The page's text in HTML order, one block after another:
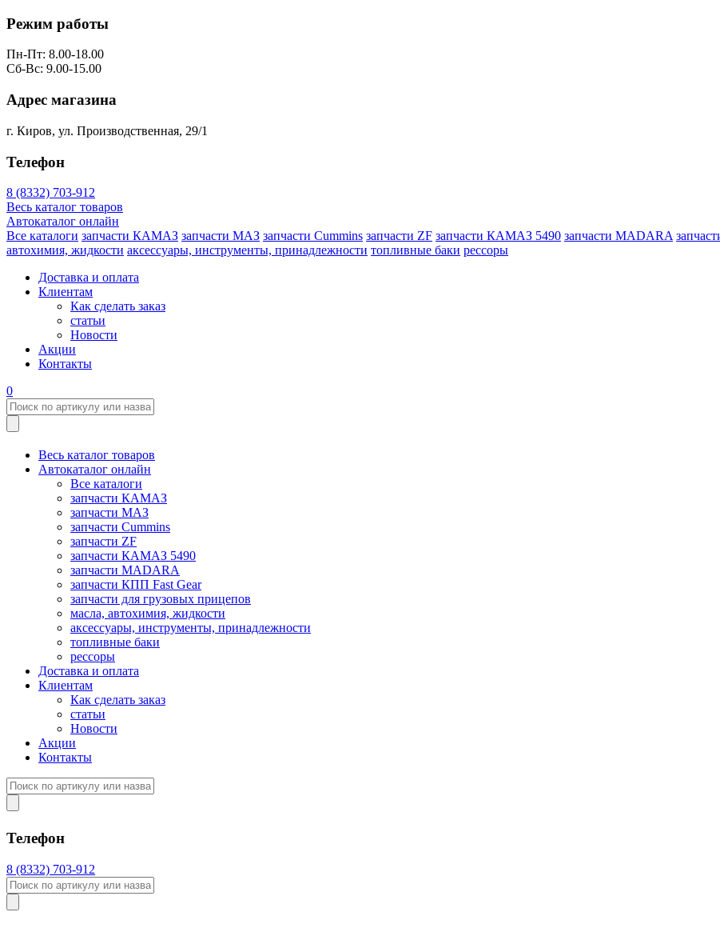
Режим работы
Пн-Пт: 8.00-18.00
Сб-Вс: 9.00-15.00
Адрес магазина
г. Киров, ул. Производственная, 29/1
Телефон
8 (8332) 703-912
Весь каталог товаров
Автокаталог онлайн
Все каталоги запчасти КАМАЗ запчасти МАЗ запчасти Cummins запчасти ZF запчасти КАМАЗ 5490 запчасти MADARA
автохимия, жидкости аксессуары, инструменты, принадлежности топливные баки рессоры
Доставка и оплата
Клиентам
Как сделать заказ
статьи
Новости
Акции
Контакты
0
Весь каталог товаров
Автокаталог онлайн
Все каталоги
запчасти КАМАЗ
запчасти МАЗ
запчасти Cummins
запчасти ZF
запчасти КАМАЗ 5490
запчасти MADARA
запчасти КПП Fast Gear
запчасти для грузовых прицепов
масла, автохимия, жидкости
аксессуары, инструменты, принадлежности
топливные баки
рессоры
Доставка и оплата
Клиентам
Как сделать заказ
статьи
Новости
Акции
Контакты
Телефон
8 (8332) 703-912